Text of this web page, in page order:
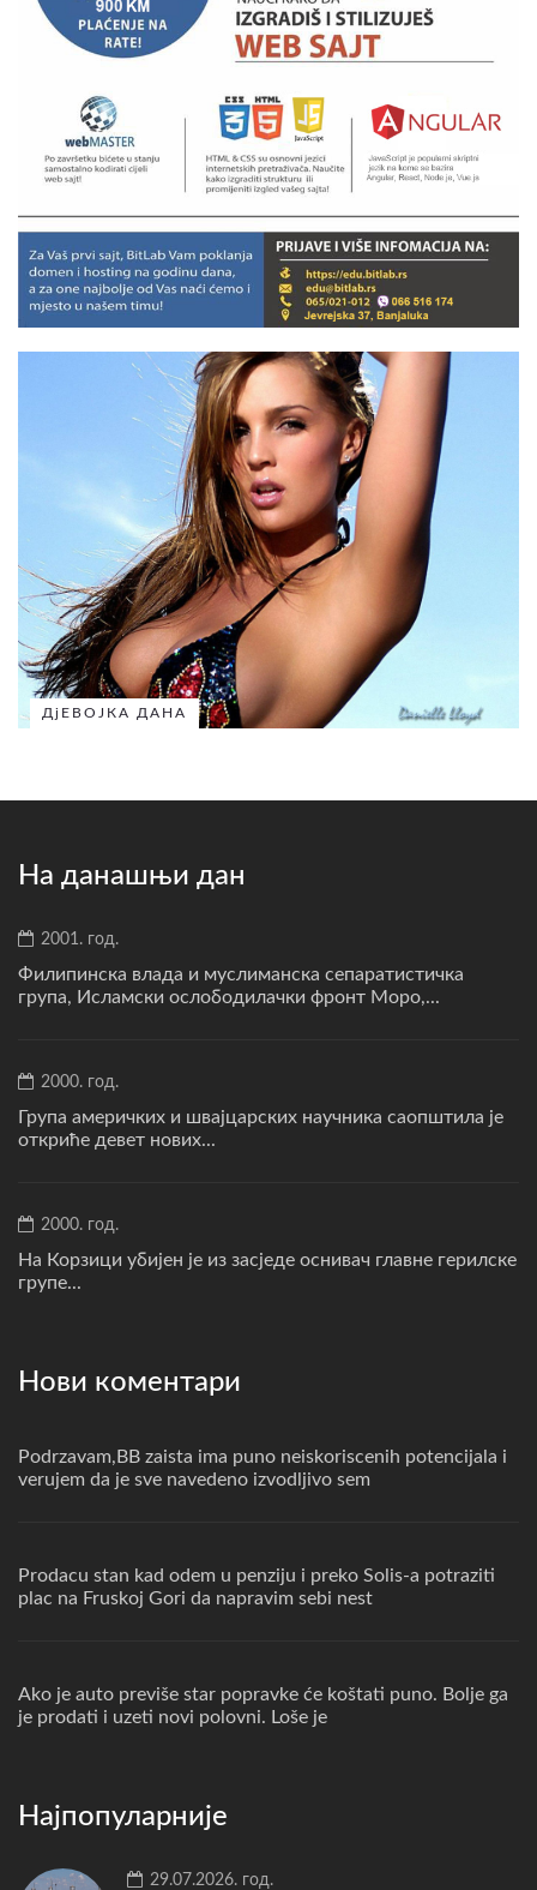
ДјЕВОЈКА ДАНА
На данашњи дан
2001. год.
Филипинска влада и муслиманска сепаратистичка
група, Исламски ослободилачки фронт Моро,...
2000. год.
Група америчких и швајцарских научника саопштила је
откриће девет нових...
2000. год.
На Корзици убијен је из засједе оснивач главне герилске
групе...
Нови коментари
Podrzavam,BB zaista ima puno neiskoriscenih potencijala i
verujem da je sve navedeno izvodljivo sem
Prodacu stan kad odem u penziju i preko Solis-a potraziti
plac na Fruskoj Gori da napravim sebi nest
Ako je auto previše star popravke će koštati puno. Bolje ga
je prodati i uzeti novi polovni. Loše je
Најпопуларније
29.07.2026. год.